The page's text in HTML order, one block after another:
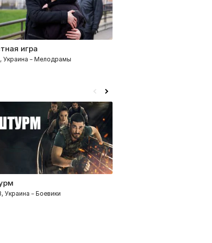
игра
Украина – Мелодрамы
Исторические
Украина – Боевики